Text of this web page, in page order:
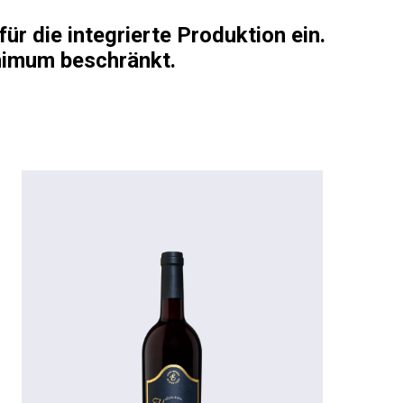
die integrierte Produktion ein.
beschränkt.